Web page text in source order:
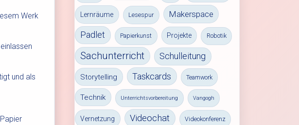
Werk
und als
Lernräume Lesespur Makerspace
Padlet Papierkunst Projekte Robotik
Sachunterricht Schulleitung
Storytelling Taskcards Teamwork
Technik Unterrichtsvorbereitung Vangogh
Vernetzung Videochat Videokonferenz